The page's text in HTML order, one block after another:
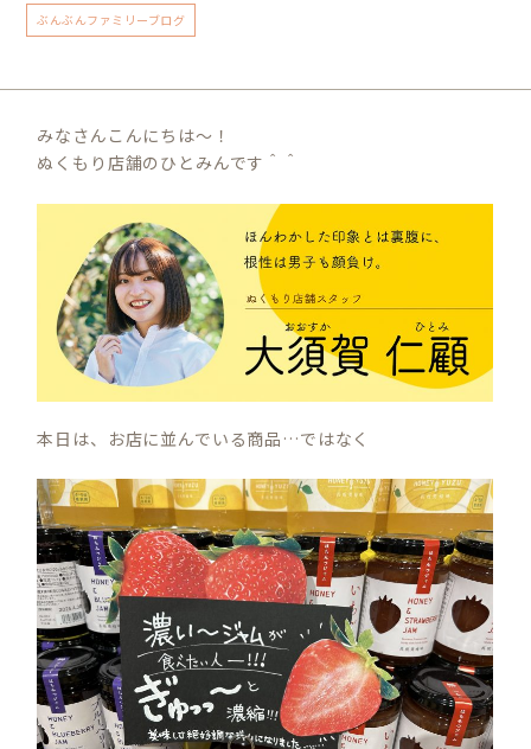
ぶんぶんファミリーブログ
みなさんこんにちは～！
ぬくもり店舗のひとみんです＾＾
本日は、お店に並んでいる商品…ではなく